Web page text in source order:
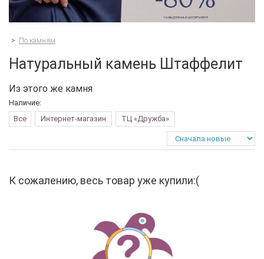
> По камням
Натуральный камень Штаффелит
Из этого же камня
Наличие:
Все
Интернет-магазин ТЦ «Дружба»
К сожалению, весь товар уже купили:(